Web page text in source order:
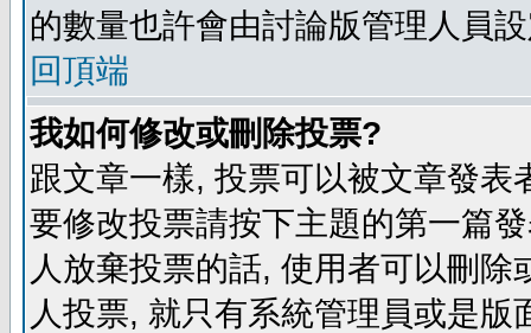
的數量也許會由討論版管理人員
回頂端
我如何修改或刪除投票?
跟文章一樣, 投票可以被文章發
要修改投票請按下主題的第一篇
人放棄投票的話, 使用者可以刪
人投票, 就只有系統管理員或是